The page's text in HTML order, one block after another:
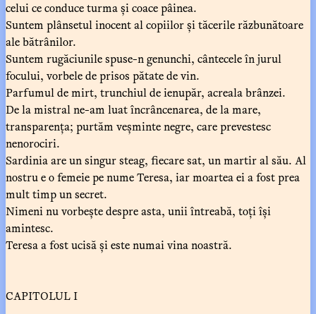
celui ce conduce turma și coace pâinea.
Suntem plânsetul inocent al copiilor și tăcerile răzbunătoare
ale bătrânilor.
Suntem rugăciunile spuse-n genunchi, cântecele în jurul
focului, vorbele de prisos pătate de vin.
Parfumul de mirt, trunchiul de ienupăr, acreala brânzei.
De la mistral ne-am luat încrâncenarea, de la mare,
transparența; purtăm veșminte negre, care prevestesc
nenorociri.
Sardinia are un singur steag, fiecare sat, un martir al său. Al
nostru e o femeie pe nume Teresa, iar moartea ei a fost prea
mult timp un secret.
Nimeni nu vorbește despre asta, unii întreabă, toți își
amintesc.
Teresa a fost ucisă și este numai vina noastră.
CAPITOLUL I